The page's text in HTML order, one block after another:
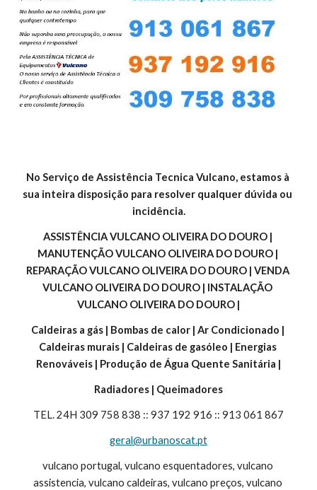
No Serviço de Assistência Tecnica Vulcano, estamos à
sua inteira disposição para resolver qualquer dúvida ou
incidência.
ASSISTÊNCIA VULCANO OLIVEIRA DO DOURO |
MANUTENÇÃO VULCANO OLIVEIRA DO DOURO |
REPARAÇÃO VULCANO OLIVEIRA DO DOURO | VENDA
VULCANO OLIVEIRA DO DOURO | INSTALAÇÃO
VULCANO OLIVEIRA DO DOURO |
Caldeiras a gás | Bombas de calor | Ar Condicionado |
Caldeiras murais | Caldeiras de gasóleo | Energias
Renováveis | Produção de Água Quente Sanitária |
Radiadores | Queimadores
TEL. 24H 309 758 838 :: 937 192 916 :: 913 061 867
geral@urbanoscat.pt
vulcano portugal, vulcano esquentadores, vulcano
assistencia, vulcano caldeiras, vulcano preços, vulcano